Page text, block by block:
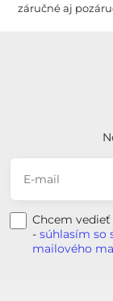
záručné aj
Chcem
- súhlasím so
mailového